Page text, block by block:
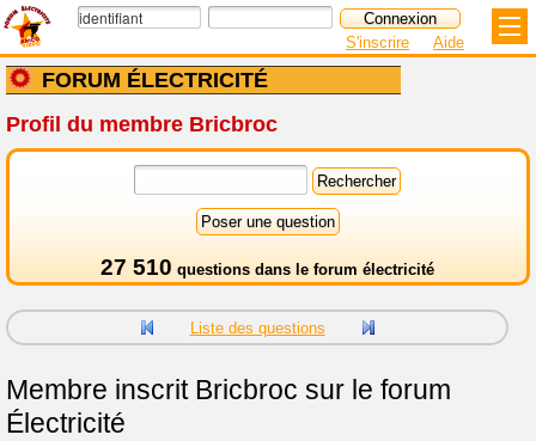
FORUM ÉLECTRICITÉ
S'inscrire Aide
Profil du membre Bricbroc
27 510 questions dans le forum électricité
Liste des questions
Membre inscritBricbroc sur le forum
Électricité